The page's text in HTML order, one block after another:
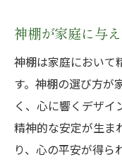
神棚が家庭に与
神棚は家庭において
す。神棚の選び方が
く、心に響くデザイ
精神的な安定が生ま
り、心の平安が得ら